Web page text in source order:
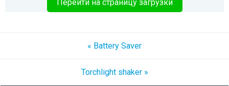
Перейти на страницу загрузки
« Battery Saver
Torchlight shaker »